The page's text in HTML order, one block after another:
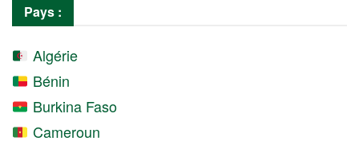
Pays :
Algérie
Bénin
Burkina Faso
Cameroun